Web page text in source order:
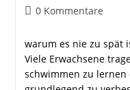
Beitrags-
0 Kommentare
warum es nie zu spät
Viele Erwachsene
schwimmen zu